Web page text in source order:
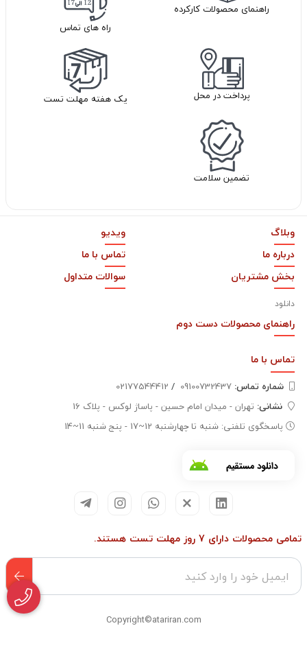
راهنمای محصولات کارکرده
راه های تماس
پرداخت در محل یک هفته مهلت تست
تضمین سلامت
وبلاگ
ویدیو
درباره ما
تماس با ما
بخش مشتریان
دانلود
سوالات متداول
راهنمای محصولات دست دوم
تماس با ما
شماره تماس‌: /
02177544412
نشانی: تهران - میدان امام حسین - پاساژ لوکس - پلاک 16
پاسخگوی تلفنی: شنبه تا چهارشنبه 12~17 - پنج شنبه 11~14
تمامی محصولات دارای 7 روز مهلت تست هستند.
Copyright©atariran.com